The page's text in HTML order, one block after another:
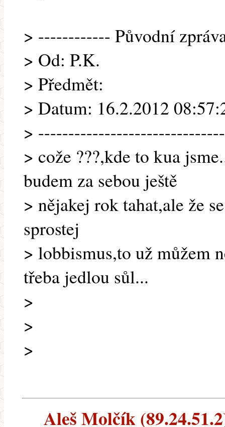
> ------------ Původní
> Od: P.K.
> Předmět:
> Datum: 16.2.2012
>
> cože ???,kde to kua
budem za sebou ještě
> nějakej rok tahat,ale že
sprostej
> lobbismus,to už můžem
třeba jedlou sůl...
>
>
>
Aleš Molčík